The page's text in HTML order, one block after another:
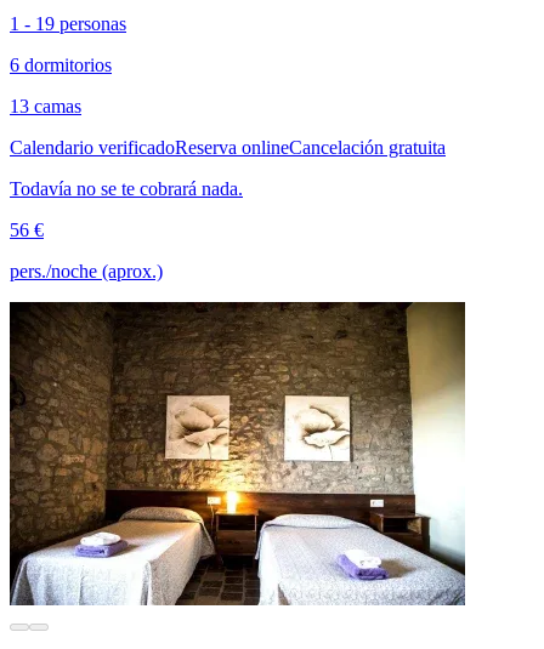
1 - 19 personas
6 dormitorios
13 camas
Calendario verificadoReserva onlineCancelación gratuita
Todavía no se te cobrará nada.
56 €
pers./noche (aprox.)